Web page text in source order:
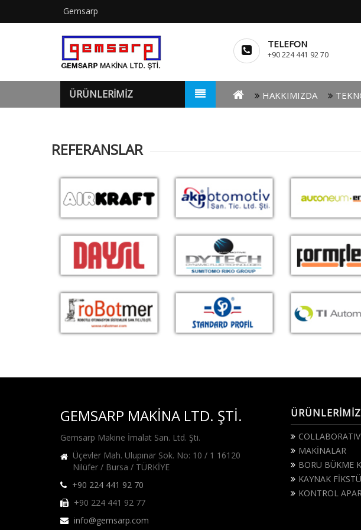
Gemsarp
TELEFON
+90 224 441 92 70
ÜRÜNLERİMİZ HAKKIMIZDA
REFERANSLAR
GEMSARP MAKİNA LTD. ŞTİ.
Gemsarp Makine İmalat San. Ltd. Şti.
Üçevler Mah. Ulupınar Sok. No: 10 / 1 16120
Nilüfer / Bursa / TÜRKİYE
+90 224 441 92 70
+90 224 441 92 77
info@gemsarp.com
ÜRÜNLERİMİZ
MAKİNALAR
BORU BÜKME
KAYNAK
KONTROL